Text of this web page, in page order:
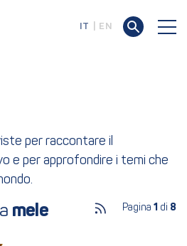
IT EN
per raccontare il
e per approfondire i temi che
mele Pagina 1 di 8